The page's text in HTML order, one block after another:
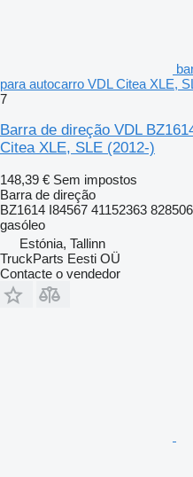
para autocarro VDL Citea XLE,
7
Barra de direção VDL
Citea XLE, SLE (2012-)
148,39 € Sem impostos
Barra de direção
BZ1614 I84567 41152363
gasóleo
Estónia, Tallinn
TruckParts Eesti OÜ
Contacte o vendedor